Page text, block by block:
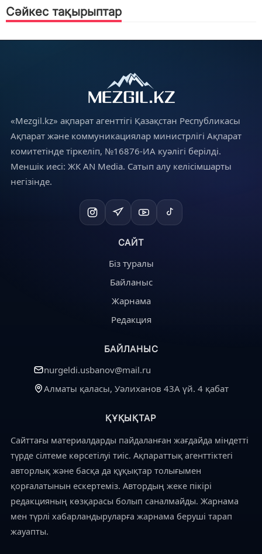
Сәйкес тақырыптар
«Mezgil.kz» ақпарат агенттігі Қазақстан Республикасы
Ақпарат және коммуникациялар министрлігі Ақпарат
комитетінде тіркеліп, №16876-ИА куәлігі берілді.
Меншік иесі: ЖК AN Media. Сатып алу келісімшарты
негізінде.
САЙТ
Біз туралы
Байланыс
Жарнама
Редакция
БАЙЛАНЫС
nurgeldi.usbanov@mail.ru
Алматы қаласы, Уәлиханов 43А үй. 4 қабат
ҚҰҚЫҚТАР
Сайттағы материалдарды пайдаланған жағдайда міндетті
түрде сілтеме көрсетілуі тиіс. Ақпараттық агенттіктегі
авторлық және басқа да құқықтар толығымен
қорғалатынын ескертеміз. Автордың жеке пікірі
редакцияның көзқарасы болып саналмайды. Жарнама
мен түрлі хабарландыруларға жарнама беруші тарап
жауапты.